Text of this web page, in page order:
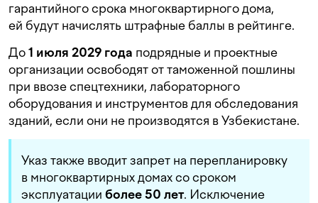
гарантийного срока многоквартирного дома,
ей будут начислять штрафные баллы в рейтинге.
До1 июля 2029 года подрядные и проектные
организации освободят от таможенной пошлины
при ввозе спецтехники, лабораторного
оборудования и инструментов для обследования
зданий, если они не производятся в Узбекистане.
Указ также вводит запрет на перепланировку
в многоквартирных домах со сроком
эксплуатации более 50 лет. Исключение